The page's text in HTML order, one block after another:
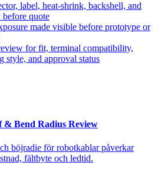
label, heat-shrink, backshell, and
quote
made visible before prototype or
for fit, terminal compatibility,
style, and approval status
& Bend Radius Review
böjradie för robotkablar påverkar
fältbyte och ledtid.